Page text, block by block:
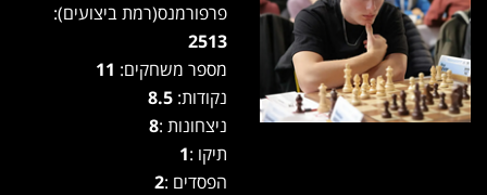
פרפורמנס(רמת ביצועים):
2513
מספר משחקים:
נקודות: 8.5
ניצחונות :8
תיקו :1
הפסדים :2